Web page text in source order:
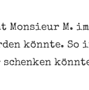
Monsieur M.
könnte.